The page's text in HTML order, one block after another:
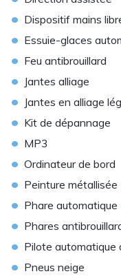
• Dispositif mains
• Essuie-glaces
• Feu antibrouillard
• Jantes alliage
• Jantes en alliage
• Kit de dépannage
• MP3
• Ordinateur de bord
• Peinture métallisée
• Phare automatique
• Phares
• Pilote
• Pneus neige